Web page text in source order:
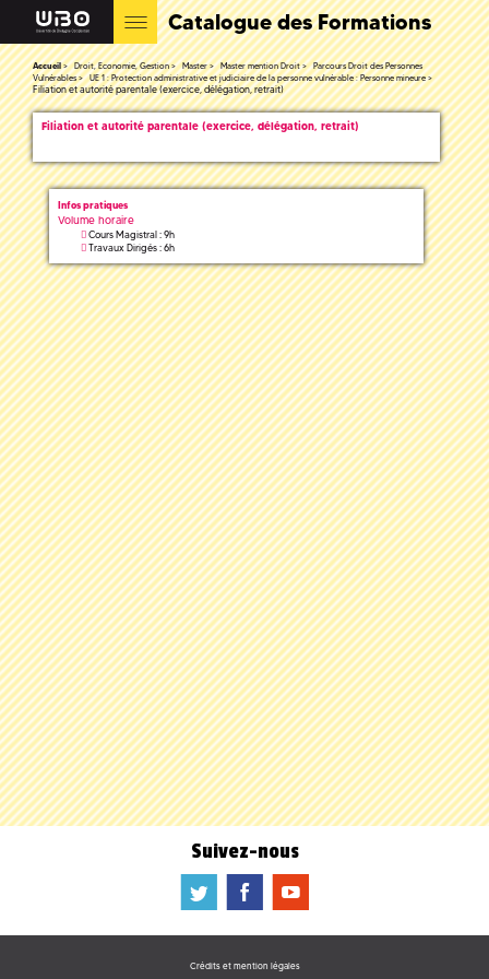
Catalogue des Formations
Accueil Droit, Economie, Gestion Master Master mention Droit
Parcours Droit des Personnes
Vulnérables
UE 1 : Protection administrative et judiciaire de la personne vulnérable : Personne mineure
Filiation et autorité parentale (exercice, délégation, retrait)
Filiation et autorité parentale (exercice, délégation, retrait)
Infos pratiques
Volume horaire
Cours Magistral : 9h
Travaux Dirigés : 6h
Suivez-nous
a b f
Crédits et mention légales